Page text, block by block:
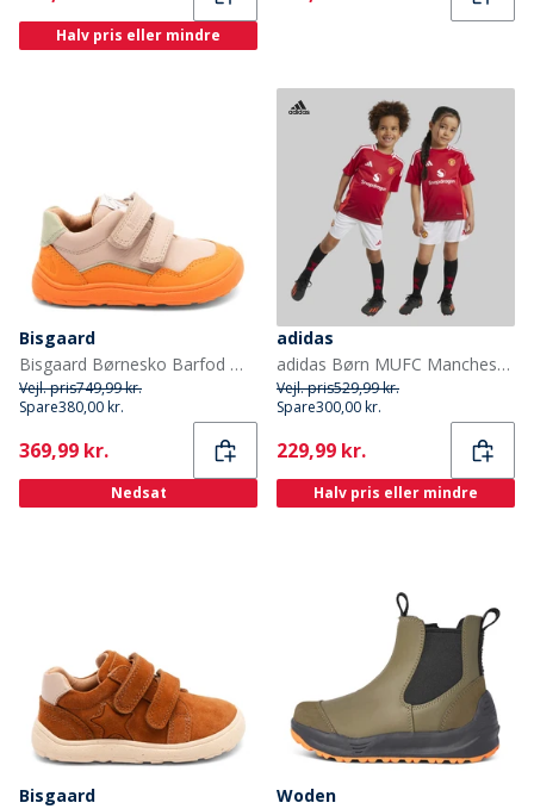
Halv pris eller mindre
Bisgaard
Bisgaard Børnesko Barfod Morten Orange
Vejl. pris749,99 kr.
Spare380,00 kr.
Current
369,99 kr.
Nedsat
adidas
adidas Børn MUFC Manchester United 24/25 Hjemme Mini Sæt Mufc Red
Vejl. pris529,99 kr.
Spare300,00 kr.
Current
229,99 kr.
Halv pris eller mindre
Bisgaard
Woden